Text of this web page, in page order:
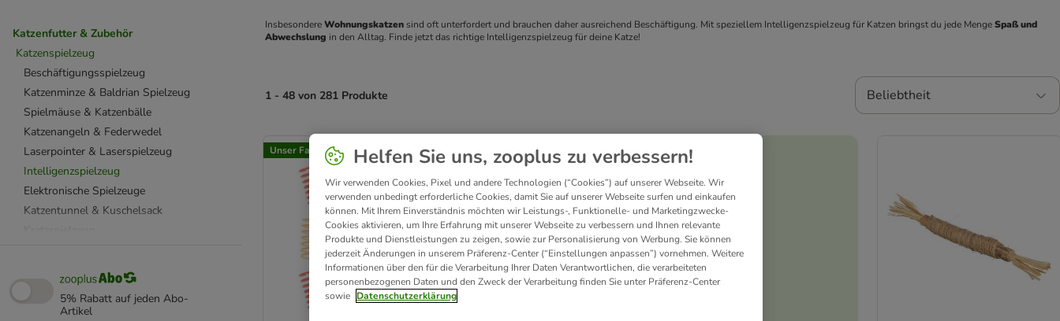
Katzenfutter & Zubehör
Katzenspielzeug
Beschäftigungsspielzeug
Katzenminze & Baldrian Spielzeug
Spielmäuse & Katzenbälle
Katzenangeln & Federwedel
Laserpointer & Laserspielzeug
Intelligenzspielzeug
Elektronische Spielzeuge
Katzentunnel & Kuschelsack
Beetzees Katzenspielzeug
CATIT Katzenspielzeug
Designed by Lotte
5% Rabatt auf jeden Abo-
Artikel
Insbesondere Wohnungskatzen sind oft unterfordert und brauchen daher ausreichend Beschäftigung. Mit speziellem Intelligenzspielzeug für Katzen bringst du jede Menge Spaß und
Abwechslung in den Alltag. Finde jetzt das richtige Intelligenzspielzeug für deine Katze!
1 - 48 von 281 Produkte Beliebtheit
product items have been changed
Unser Favorit Unser Favorit
Helfen Sie uns, zooplus zu verbessern!
Wir verwenden Cookies, Pixel und andere Technologien (“Cookies”) auf unserer Webseite. Wir
verwenden unbedingt erforderliche Cookies, damit Sie auf unserer Webseite surfen und einkaufen
können. Mit Ihrem Einverständnis möchten wir Leistungs-, Funktionelle- und Marketingzwecke-
Cookies aktivieren, um Ihre Erfahrung mit unserer Webseite zu verbessern und Ihnen relevante
Produkte und Dienstleistungen zu zeigen, sowie zur Personalisierung von Werbung. Sie können
jederzeit Änderungen in unserem Präferenz-Center (“Einstellungen anpassen”) vornehmen. Weitere
Informationen über den für die Verarbeitung Ihrer Daten Verantwortlichen, die verarbeiteten
personenbezogenen Daten und den Zweck der Verarbeitung finden Sie unter Präferenz-Center
sowie Datenschutzerklärung